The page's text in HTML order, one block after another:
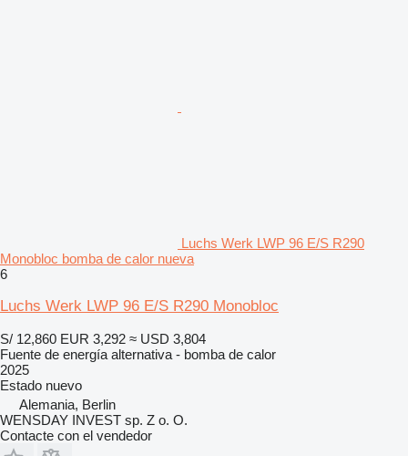
Luchs Werk LWP 96 E/S R290
Monobloc bomba de calor nueva
6
Luchs Werk LWP 96 E/S R290 Monobloc
S/ 12,860 EUR 3,292 ≈ USD 3,804
Fuente de energía alternativa - bomba de calor
2025
Estado nuevo
Alemania, Berlin
WENSDAY INVEST sp. Z o. O.
Contacte con el vendedor